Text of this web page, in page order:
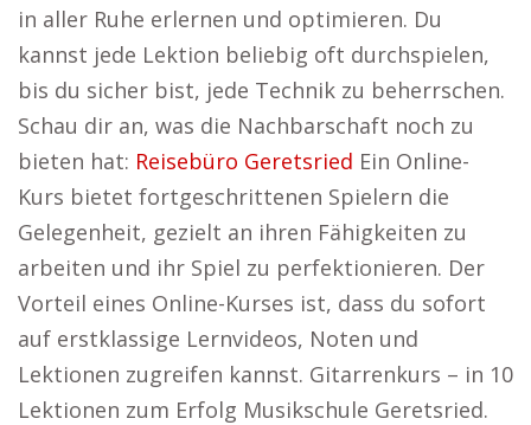
in aller Ruhe erlernen und optimieren. Du
kannst jede Lektion beliebig oft durchspielen,
bis du sicher bist, jede Technik zu beherrschen.
Schau dir an, was die Nachbarschaft noch zu
bieten hat: Reisebüro Geretsried Ein Online-
Kurs bietet fortgeschrittenen Spielern die
Gelegenheit, gezielt an ihren Fähigkeiten zu
arbeiten und ihr Spiel zu perfektionieren. Der
Vorteil eines Online-Kurses ist, dass du sofort
auf erstklassige Lernvideos, Noten und
Lektionen zugreifen kannst. Gitarrenkurs – in 10
Lektionen zum Erfolg Musikschule Geretsried.